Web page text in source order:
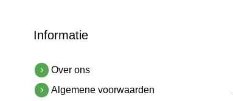
Informatie
Over ons
Algemene voorwaarden